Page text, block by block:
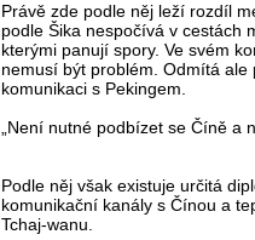
Právě zde podle něj leží rozdíl
podle Šika nespočívá v cestách
kterými panují spory. Ve svém
nemusí být problém. Odmítá
komunikaci s Pekingem.
„Není nutné podbízet se Číně a
Podle něj však existuje určitá
komunikační kanály s Čínou a
Tchaj-wanu.